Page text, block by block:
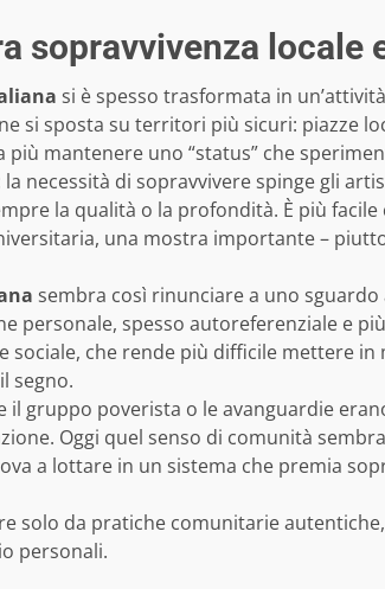
sopravvivenza locale
si è spesso trasformata in
si sposta su territori più sicuri: piazze
mantenere uno “status” che
necessità di sopravvivere spinge gli
la qualità o la profondità. È più
una mostra importante –
sembra così rinunciare a uno
personale, spesso autoreferenziale e
sociale, che rende più difficile mettere
segno.
il gruppo poverista o le avanguardie
Oggi quel senso di comunità
a lottare in un sistema che premia
solo da pratiche comunitarie
personali.